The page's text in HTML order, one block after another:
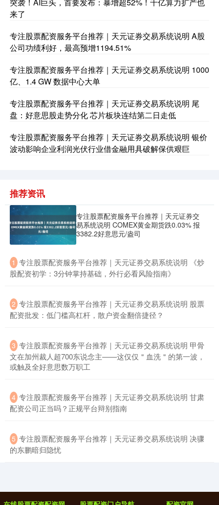
来了
专注股票配资服务平台推荐｜天元证券交易系统说明 A股
公司功绩利好，最高预增1194.51%
专注股票配资服务平台推荐｜天元证券交易系统说明 1000
亿、1.4 GW 数据中心大单
专注股票配资服务平台推荐｜天元证券交易系统说明 尾
盘：好意思股走势分化 芯片板块连结第二日走低
专注股票配资服务平台推荐｜天元证券交易系统说明 银价
波动影响企业利润光伏行业借金融用具破解保供艰巨
推荐资讯
专注股票配资服务平台推荐｜天元证券交
易系统说明 COMEX黄金期货跌0.03% 报
3382.2好意思元/盎司
1 ​专注股票配资服务平台推荐｜天元证券交易系统说明 《炒
股配资初学：3分钟掌持基础，外行必看风险指南》
2 ​专注股票配资服务平台推荐｜天元证券交易系统说明 股票
配资批发：低门槛高杠杆，散户资金翻倍捷径？
3 ​专注股票配资服务平台推荐｜天元证券交易系统说明 甲骨
文在加州裁人超700东说念主——这仅仅＂血洗＂的第一波，
或触及全好意思数万职工
4 ​专注股票配资服务平台推荐｜天元证券交易系统说明 甘肃
配资公司正当吗？正规平台辩别指南
5 ​专注股票配资服务平台推荐｜天元证券交易系统说明 决骤
的东鹏暗归隐忧